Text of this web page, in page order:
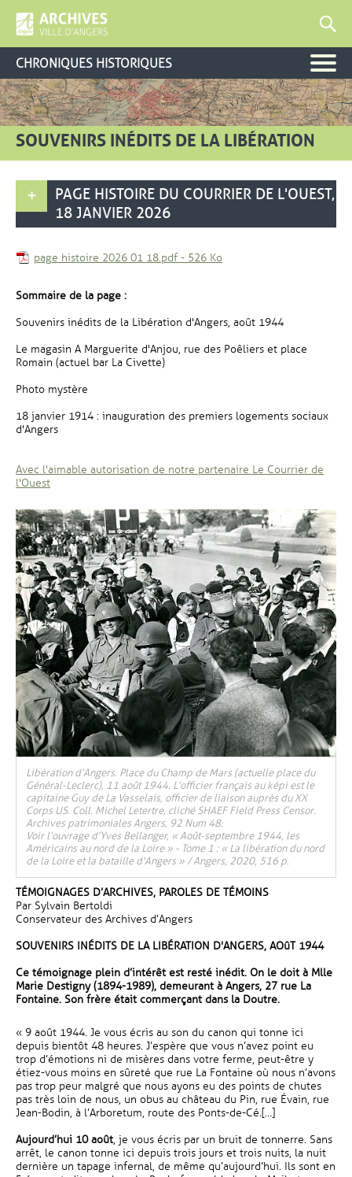
CHRONIQUES HISTORIQUES
SOUVENIRS INÉDITS DE LA LIBÉRATION
PAGE HISTOIRE DU COURRIER DE L'OUEST,
18 JANVIER 2026
page histoire 2026 01 18.pdf, Fichier au format Pdf
- 526 Ko, Ouvre une nouvelle
Sommaire de la page :
Souvenirs inédits de la Libération d'Angers, août 1944
Le magasin A Marguerite d'Anjou, rue des Poêliers et place
Romain (actuel bar La Civette)
Photo mystère
18 janvier 1914 : inauguration des premiers logements sociaux
d'Angers
Avec l'aimable autorisation de notre partenaire Le Courrier de
l'Ouest, Ouvre une nouvelle fenêtre
Libération d’Angers. Place du Champ de Mars (actuelle place du
Général-Leclerc), 11 août 1944. L’officier français au képi est le
capitaine Guy de La Vasselais, officier de liaison auprès du XX
Corps US. Coll. Michel Letertre, cliché SHAEF Field Press Censor.
Archives patrimoniales Angers, 92 Num 48.
Voir l’ouvrage d’Yves Bellanger, « Août-septembre 1944, les
Américains au nord de la Loire » - Tome 1 : « La libération du nord
de la Loire et la bataille d'Angers » / Angers, 2020, 516 p.
TÉMOIGNAGES D’ARCHIVES, PAROLES DE TÉMOINS
Par Sylvain Bertoldi
Conservateur des Archives d’Angers
SOUVENIRS INÉDITS DE LA LIBÉRATION D'ANGERS, AOûT 1944
Ce témoignage plein d’intérêt est resté inédit. On le doit à Mlle
Marie Destigny (1894-1989), demeurant à Angers, 27 rue La
Fontaine. Son frère était commerçant dans la Doutre.
« 9 août 1944. Je vous écris au son du canon qui tonne ici
depuis bientôt 48 heures. J’espère que vous n’avez point eu
trop d’émotions ni de misères dans votre ferme, peut-être y
étiez-vous moins en sûreté que rue La Fontaine où nous n’avons
pas trop peur malgré que nous ayons eu des points de chutes
pas très loin de nous, un obus au château du Pin, rue Évain, rue
Jean-Bodin, à l’Arboretum, route des Ponts-de-Cé.[…]
Aujourd’hui 10 août, je vous écris par un bruit de tonnerre. Sans
arrêt, le canon tonne ici depuis trois jours et trois nuits, la nuit
dernière un tapage infernal, de même qu’aujourd’hui. Ils sont en